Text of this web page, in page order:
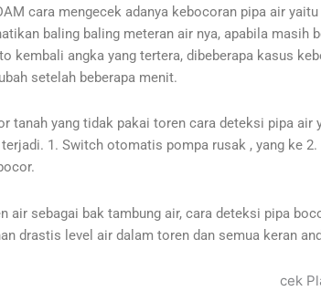
cara mengecek adanya kebocoran pipa air
baling baling meteran air nya, apabila
kembali angka yang tertera, dibeberapa kasus
setelah beberapa menit.
tanah yang tidak pakai toren cara deteksi pipa
terjadi. 1. Switch otomatis pompa rusak , yang ke
air sebagai bak tambung air, cara deteksi pipa
drastis level air dalam toren dan semua keran
cek